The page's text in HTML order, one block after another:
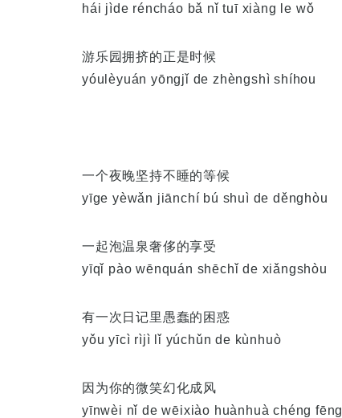
hái jìde réncháo bǎ nǐ tuī xiàng le wǒ
游乐园拥挤的正是时候
yóulèyuán yōngjǐ de zhèngshì shíhou
一个夜晚坚持不睡的等候
yīge yèwǎn jiānchí bú shuì de děnghòu
一起泡温泉奢侈的享受
yīqǐ pào wēnquán shēchǐ de xiǎngshòu
有一次日记里愚蠢的困惑
yǒu yīcì rìjì lǐ yúchǔn de kùnhuò
因为你的微笑幻化成风
yīnwèi nǐ de wēixiào huànhuà chéng fēng